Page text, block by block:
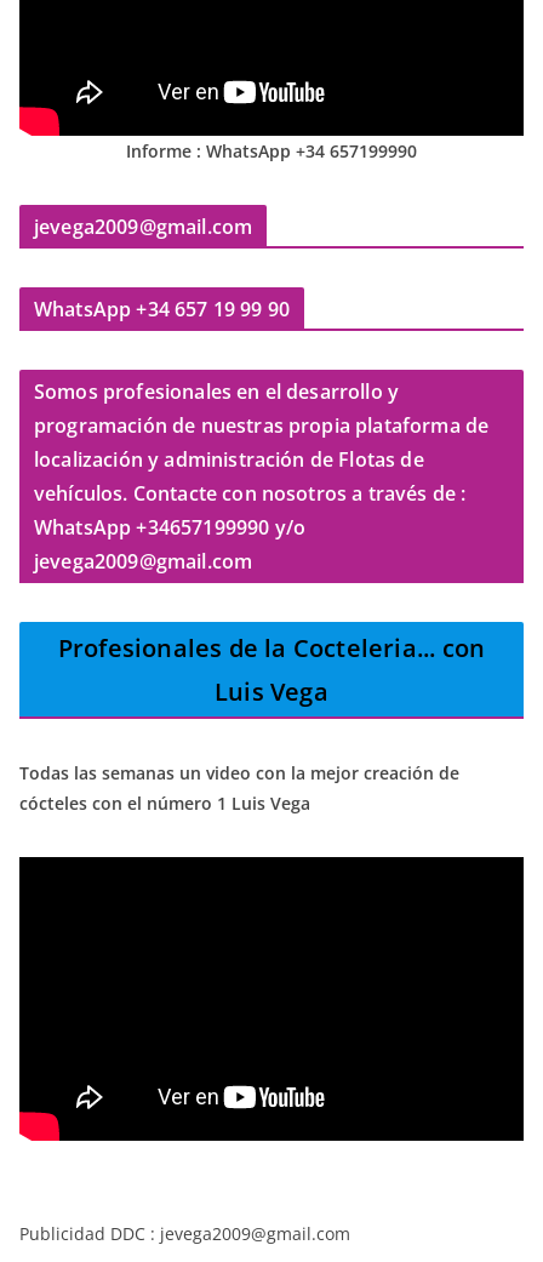
Informe : WhatsApp +34 657199990
jevega2009@gmail.com
WhatsApp +34 657 19 99 90
Somos profesionales en el desarrollo y
programación de nuestras propia plataforma de
localización y administración de Flotas de
vehículos. Contacte con nosotros a través de :
WhatsApp +34657199990 y/o
jevega2009@gmail.com
Profesionales de la Cocteleria... con
Luis Vega
Todas las semanas un video con la mejor creación de
cócteles con el número 1 Luis Vega
Publicidad DDC : jevega2009@gmail.com